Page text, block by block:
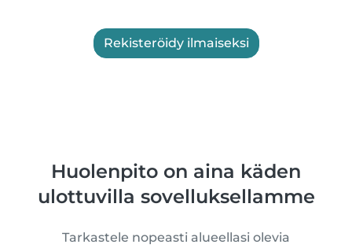
Rekisteröidy ilmaiseksi
Huolenpito on aina käden
ulottuvilla sovelluksellamme
Tarkastele nopeasti alueellasi olevia